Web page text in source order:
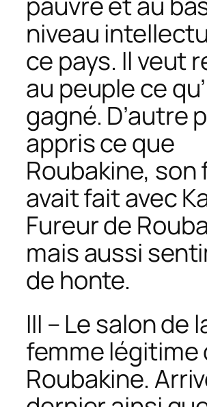
niveau
ce pays. Il veut
au peuple ce
gagné. D’autre
appris ce que
Roubakine, son
avait fait avec
Fureur de
mais aussi
de honte.
III – Le salon de
femme légitime
Roubakine.